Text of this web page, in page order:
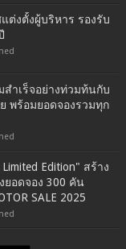
ต่งตั้งผู้บริหาร รองรับ
สำเร็จอย่างท่วมท้นกับ
ย พร้อมยอดจองรวมทุก
Edition" สร้าง
อดจอง 300 คัน
SALE 2025